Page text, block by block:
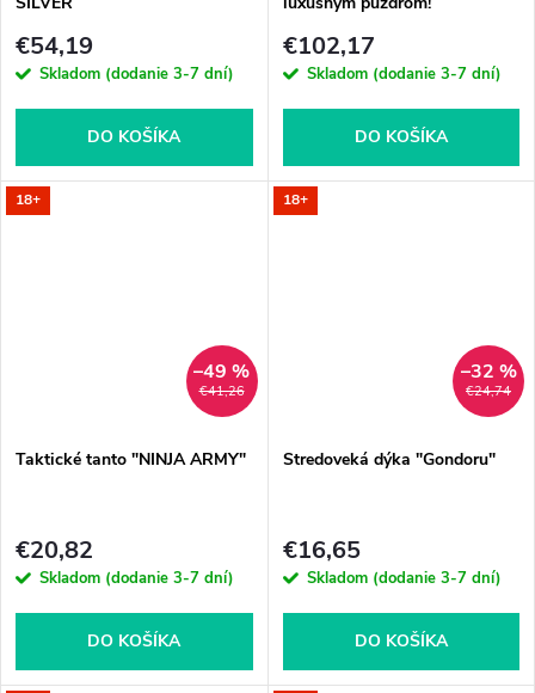
€54,19
Skladom (dodanie 3-7 dní)
DO KOŠÍKA
€102,17
Skladom (dodanie 3-7 dní)
DO KOŠÍKA
18+
€41,26
–49 %
Taktické tanto "NINJA ARMY"
€20,82
Skladom (dodanie 3-7 dní)
DO KOŠÍKA
18+
€24,74
–32 %
Stredoveká dýka "Gondoru"
€16,65
Skladom (dodanie 3-7 dní)
DO KOŠÍKA